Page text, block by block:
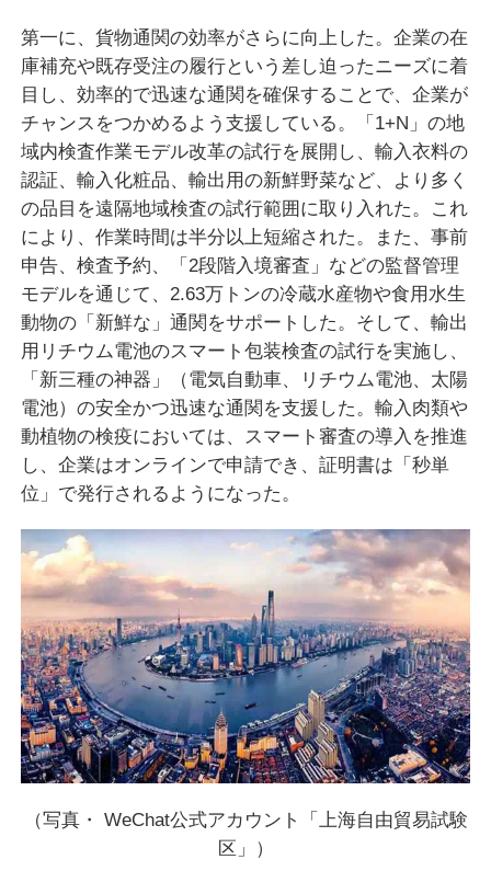
第一に、貨物通関の効率がさらに向上した。企業の在
庫補充や既存受注の履行という差し迫ったニーズに着
目し、効率的で迅速な通関を確保することで、企業が
チャンスをつかめるよう支援している。「1+N」の地
域内検査作業モデル改革の試行を展開し、輸入衣料の
認証、輸入化粧品、輸出用の新鮮野菜など、より多く
の品目を遠隔地域検査の試行範囲に取り入れた。これ
により、作業時間は半分以上短縮された。また、事前
申告、検査予約、「2段階入境審査」などの監督管理
モデルを通じて、2.63万トンの冷蔵水産物や食用水生
動物の「新鮮な」通関をサポートした。そして、輸出
用リチウム電池のスマート包装検査の試行を実施し、
「新三種の神器」（電気自動車、リチウム電池、太陽
電池）の安全かつ迅速な通関を支援した。輸入肉類や
動植物の検疫においては、スマート審査の導入を推進
し、企業はオンラインで申請でき、証明書は「秒単
位」で発行されるようになった。
（写真・ WeChat公式アカウント「上海自由貿易試験
区」）